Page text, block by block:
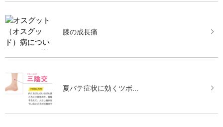
膝の成長痛
夏バテ症状に効くツボ...